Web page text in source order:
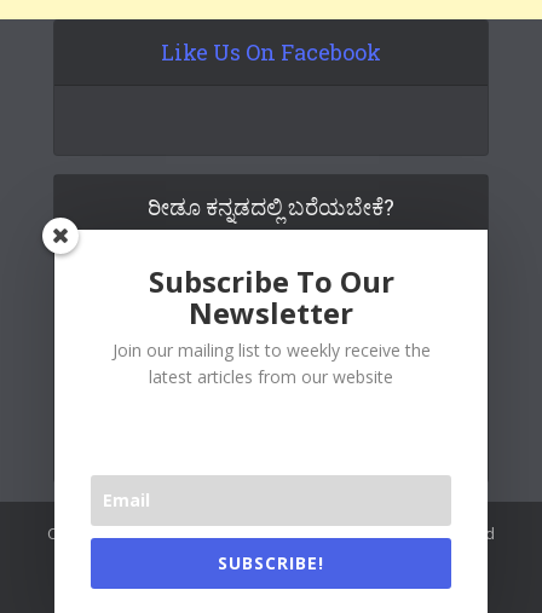
Like Us On Facebook
ರೀಡೂ ಕನ್ನಡದಲ್ಲಿ ಬರೆಯಬೇಕೆ?
Copywrite© 2026 Readoo Media Private Limited. Created and
maintained byThe Web People
Subscribe To Our
Newsletter
Join our mailing list to weekly receive the
latest articles from our website
SUBSCRIBE!